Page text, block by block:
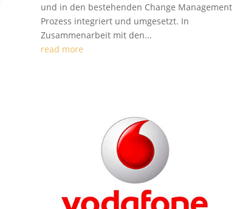
und in den bestehenden Change Management
Prozess integriert und umgesetzt. In
Zusammenarbeit mit den...
read more